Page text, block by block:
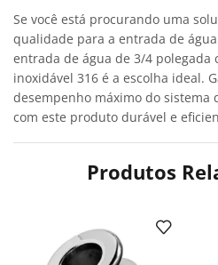
Se você está procurando uma
qualidade para a entrada de
entrada de água de 3/4 polegada
inoxidável 316 é a escolha ideal.
desempenho máximo do sistema
com este produto durável e
Produtos